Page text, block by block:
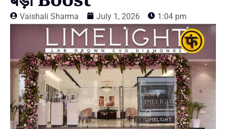
Vaishali Sharma July 1, 2026 1:04 pm